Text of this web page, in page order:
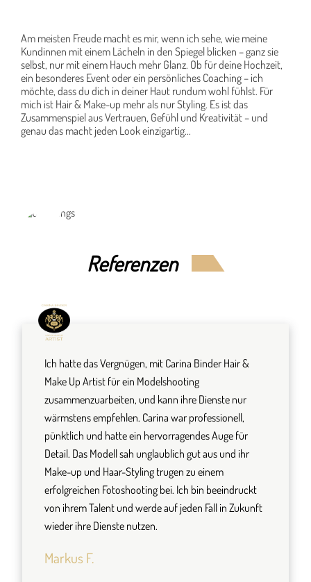
Am meisten Freude macht es mir, wenn ich sehe, wie meine
Kundinnen mit einem Lächeln in den Spiegel blicken – ganz sie
selbst, nur mit einem Hauch mehr Glanz. Ob für deine Hochzeit,
ein besonderes Event oder ein persönliches Coaching – ich
möchte, dass du dich in deiner Haut rundum wohl fühlst. Für
mich ist Hair & Make-up mehr als nur Styling. Es ist das
Zusammenspiel aus Vertrauen, Gefühl und Kreativität – und
genau das macht jeden Look einzigartig...
Referenzen
Ich hatte das Vergnügen, mit Carina Binder Hair &
Make Up Artist für ein Modelshooting
zusammenzuarbeiten, und kann ihre Dienste nur
wärmstens empfehlen. Carina war professionell,
pünktlich und hatte ein hervorragendes Auge für
Detail. Das Modell sah unglaublich gut aus und ihr
Make-up und Haar-Styling trugen zu einem
erfolgreichen Fotoshooting bei. Ich bin beeindruckt
von ihrem Talent und werde auf jeden Fall in Zukunft
wieder ihre Dienste nutzen.
Markus F.